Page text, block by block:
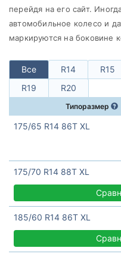
перейдя на его сайт.
автомобильное колесо и
маркируются на боковине
Все R14 R15
R19
R20
Типоразмер
175/65 R14 86T XL
175/70 R14 88T XL
185/60 R14 86T XL
Тип транспортного
Усиленная шина
Сбросить